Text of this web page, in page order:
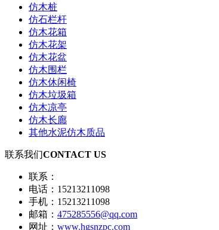
仿木桩
仿石栏杆
仿木花箱
仿木花架
仿木花盆
仿木围栏
仿木休闲椅
仿木垃圾箱
仿木凉亭
仿木长廊
其他水泥仿木质品
联系我们CONTACT US
联系：
电话：15213211098
手机：15213211098
邮箱： 475285556@qq.com
网址： www.hgsnzpc.com